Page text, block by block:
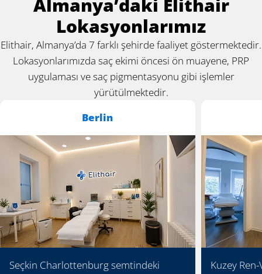
Almanya’daki Elithair
Lokasyonlarımız
Elithair, Almanya’da 7 farklı şehirde faaliyet göstermektedir.
Lokasyonlarımızda saç ekimi öncesi ön muayene, PRP
uygulaması ve saç pigmentasyonu gibi işlemler
yürütülmektedir.
Berlin
Seçkin Charlottenburg semtindeki
Kuzey